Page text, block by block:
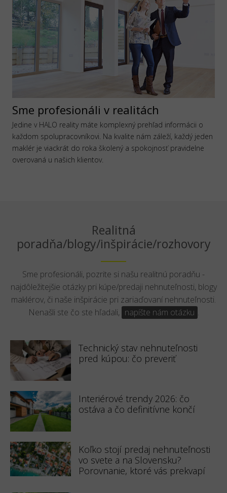
Sme profesionáli v realitách
Jedine v HALO reality máte komplexný prehľad informácii o
každom spolupracovníkovi. Na kvalite nám záleží, každý jeden
maklér je viackrát do roka školený a spokojnosť pravidelne
overovaná u našich klientov.
Realitná
poradňa/blogy/inšpirácie/rozhovory
Sme profesionáli, pozrite si našu realitnú poradňu -
najdôležitejšie otázky pri kúpe/predaji nehnuteľnosti, blogy
maklérov, či naše inšpirácie pri zariaďovaní nehnuteľnosti.
Nenašli ste čo ste hľadali, napíšte nám otázku .
Technický stav nehnuteľnosti
pred kúpou: čo preveriť
Interiérové trendy 2026: čo
ostáva a čo definitívne končí
Koľko stojí predaj nehnuteľnosti
vo svete a na Slovensku?
Porovnanie, ktoré vás prekvapí